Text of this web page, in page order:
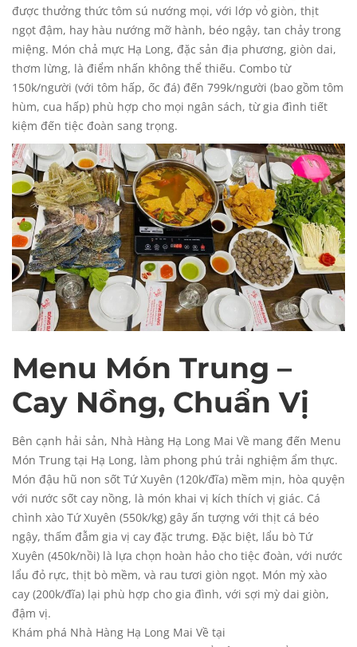
18T03:58:37+00:00
Tin
Tức
được thưởng thức tôm sú nướng mọi, với lớp vỏ giòn, thịt
ngọt đậm, hay hàu nướng mỡ hành, béo ngậy, tan chảy trong
miệng. Món chả mực Hạ Long, đặc sản địa phương, giòn dai,
thơm lừng, là điểm nhấn không thể thiếu. Combo từ
150k/người (với tôm hấp, ốc đá) đến 799k/người (bao gồm tôm
hùm, cua hấp) phù hợp cho mọi ngân sách, từ gia đình tiết
kiệm đến tiệc đoàn sang trọng.
Menu Món Trung –
Cay Nồng, Chuẩn Vị
Bên cạnh hải sản, Nhà Hàng Hạ Long Mai Về mang đến Menu
Món Trung tại Hạ Long, làm phong phú trải nghiệm ẩm thực.
Món đậu hũ non sốt Tứ Xuyên (120k/đĩa) mềm mịn, hòa quyện
với nước sốt cay nồng, là món khai vị kích thích vị giác. Cá
chình xào Tứ Xuyên (550k/kg) gây ấn tượng với thịt cá béo
ngậy, thấm đẫm gia vị cay đặc trưng. Đặc biệt, lẩu bò Tứ
Xuyên (450k/nồi) là lựa chọn hoàn hảo cho tiệc đoàn, với nước
lẩu đỏ rực, thịt bò mềm, và rau tươi giòn ngọt. Món mỳ xào
cay (200k/đĩa) lại phù hợp cho gia đình, với sợi mỳ dai giòn,
đậm vị.
Khám phá Nhà Hàng Hạ Long Mai Về tại